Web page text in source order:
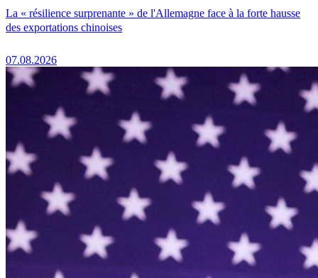
La « résilience surprenante » de l'Allemagne face à la forte hausse
des exportations chinoises
07.08.2026